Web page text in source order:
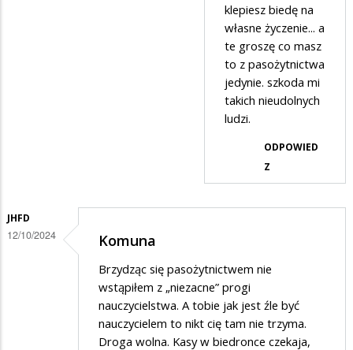
2
klepiesz biedę na
własne życzenie... a
te groszę co masz
to z pasożytnictwa
jedynie. szkoda mi
takich nieudolnych
ludzi.
ODPOWIED
Z
JHFD
12/10/2024 Komuna
Brzydząc się pasożytnictwem nie
wstąpiłem z „niezacne” progi
nauczycielstwa. A tobie jak jest źle być
nauczycielem to nikt cię tam nie trzyma.
Droga wolna. Kasy w biedronce czekaja,